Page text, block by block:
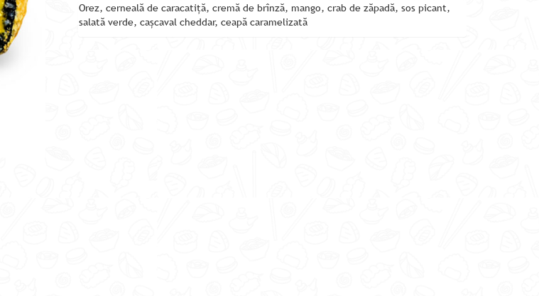
Orez, cerneală de caracatiță, cremă de brînză, mango, crab de zăpadă, sos picant,
salată verde, cașcaval cheddar, ceapă caramelizată